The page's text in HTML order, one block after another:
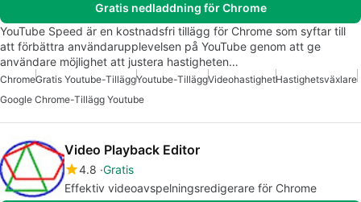
Gratis nedladdning för Chrome
YouTube Speed är en kostnadsfri tillägg för Chrome som syftar till
att förbättra användarupplevelsen på YouTube genom att ge
användare möjlighet att justera hastigheten…
ChromeGratis Youtube-TilläggYoutube-TilläggVideohastighetHastighetsväxlare
Google Chrome-Tillägg Youtube
Video Playback Editor
4.8 Gratis
Effektiv videoavspelningsredigerare för Chrome